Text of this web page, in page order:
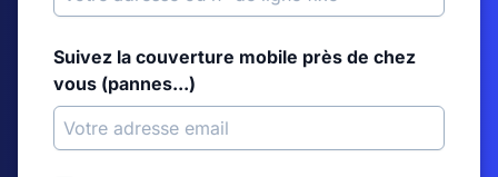
Suivez la couverture mobile près de chez
vous (pannes...)